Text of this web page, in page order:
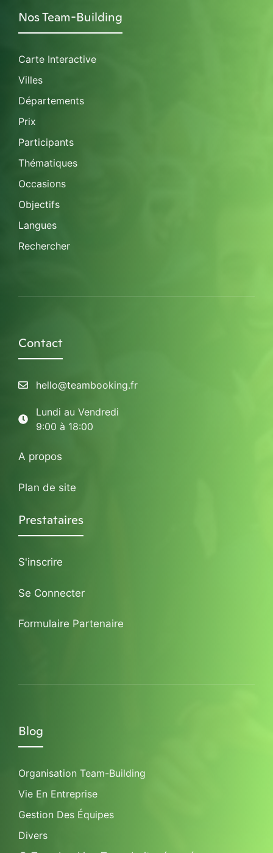
Nos Team-Building
Carte Interactive
Villes
Départements
Prix
Participants
Thématiques
Occasions
Objectifs
Langues
Rechercher
Contact
hello@teambooking.fr
Lundi au Vendredi
9:00 à 18:00
A propos
Plan de site
Prestataires
S'inscrire
Se Connecter
Formulaire Partenaire
Blog
Organisation Team-Building
Vie En Entreprise
Gestion Des Équipes
Divers